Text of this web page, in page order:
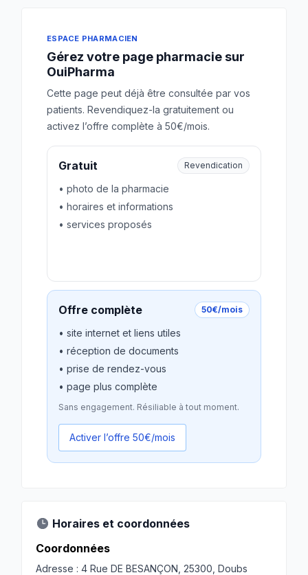
ESPACE PHARMACIEN
Gérez votre page pharmacie sur
OuiPharma
Cette page peut déjà être consultée par vos
patients. Revendiquez-la gratuitement ou
activez l’offre complète à 50€/mois.
Gratuit Revendication
• photo de la pharmacie
• horaires et informations
• services proposés
Offre complète 50€/mois
• site internet et liens utiles
• réception de documents
• prise de rendez-vous
• page plus complète
Sans engagement. Résiliable à tout moment.
Activer l’offre 50€/mois
Horaires et coordonnées
Coordonnées
Adresse : 4 Rue DE BESANÇON, 25300, Doubs